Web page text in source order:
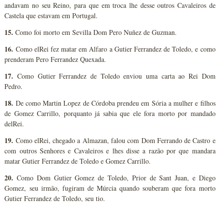
andavam no seu Reino, para que em troca lhe desse outros Cavaleiros de
Castela que estavam em Portugal.
15. Como foi morto em Sevilla Dom Pero Nuñez de Guzman.
16. Como elRei fez matar em Alfaro a Gutier Ferrandez de Toledo, e como
prenderam Pero Ferrandez Quexada.
17. Como Gutier Ferrandez de Toledo enviou uma carta ao Rei Dom
Pedro.
18. De como Martin Lopez de Córdoba prendeu em Sória a mulher e filhos
de Gomez Carrillo, porquanto já sabia que ele fora morto por mandado
delRei.
19. Como elRei, chegado a Almazan, falou com Dom Ferrando de Castro e
com outros Senhores e Cavaleiros e lhes disse a razão por que mandara
matar Gutier Ferrandez de Toledo e Gomez Carrillo.
20. Como Dom Gutier Gomez de Toledo, Prior de Sant Juan, e Diego
Gomez, seu irmão, fugiram de Múrcia quando souberam que fora morto
Gutier Ferrandez de Toledo, seu tio.